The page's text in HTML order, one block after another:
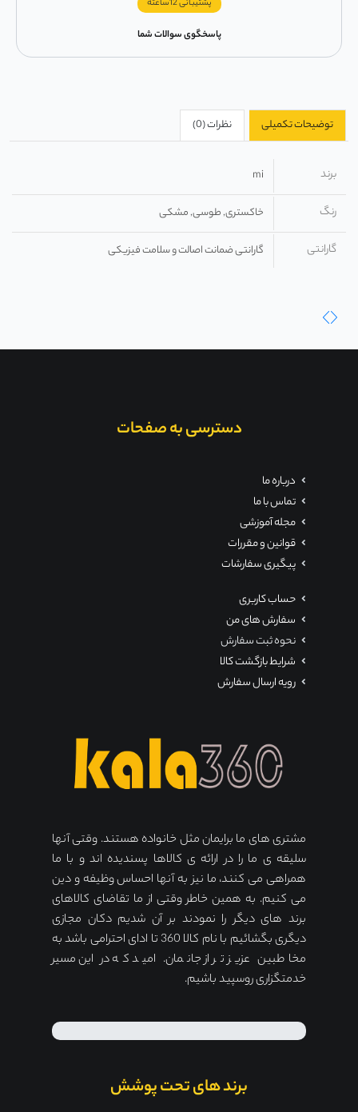
پشتیبانی 12ساعته
پاسخگوی سوالات شما
توضیحات تکمیلی نظرات (0)
برند mi
رنگ خاکستری, طوسی, مشکی
گارانتی گارانتی ضمانت اصالت و سلامت فیزیکی
دسترسی به صفحات
درباره ما
تماس با ما
مجله آموزشی
قوانین و مقررات
پیگیری سفارشات
حساب کاربری
سفارش های من
نحوه ثبت سفارش
شرایط بازگشت کالا
رویه ارسال سفارش
مشتری های ما برایمان مثل خانواده هستند. وقتی آنها
سلیقه ی ما را در ارائه ی کالاها پسندیده اند و با ما
همراهی می کنند، ما نیز به آنها احساس وظیفه و دین
می کنیم. به همین خاطر وقتی از ما تقاضای کالاهای
برند های دیگر را نمودند بر آن شدیم دکان مجازی
دیگری بگشائیم با نام کالا 360 تا ادای احترامی باشد به
مخاطبین عزیز تر از جانمان. امید که در این مسیر
خدمتگزاری روسپید باشیم.
برند های تحت پوشش